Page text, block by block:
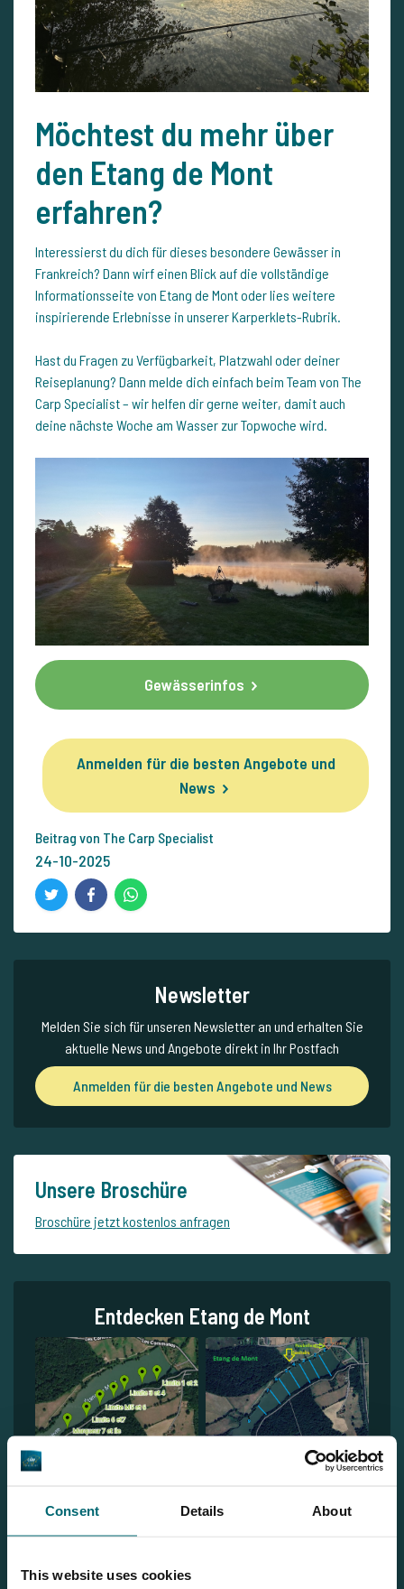
Consent Details About
This website uses cookies
Möchtest du mehr über
den Etang de Mont
erfahren?
Interessierst du dich für dieses besondere Gewässer in
Frankreich? Dann wirf einen Blick auf die vollständige
Informationsseite von Etang de Mont oder lies weitere
inspirierende Erlebnisse in unserer Karperklets-Rubrik.
Hast du Fragen zu Verfügbarkeit, Platzwahl oder deiner
Reiseplanung? Dann melde dich einfach beim Team von The
Carp Specialist – wir helfen dir gerne weiter, damit auch
deine nächste Woche am Wasser zur Topwoche wird.
Gewässerinfos
Anmelden für die besten Angebote und
News
Beitrag von The Carp Specialist
24-10-2025
Newsletter
Melden Sie sich für unseren Newsletter an und erhalten Sie
aktuelle News und Angebote direkt in Ihr Postfach
Anmelden für die besten Angebote und News
Unsere Broschüre
Broschüre jetzt kostenlos anfragen
Entdecken Etang de Mont